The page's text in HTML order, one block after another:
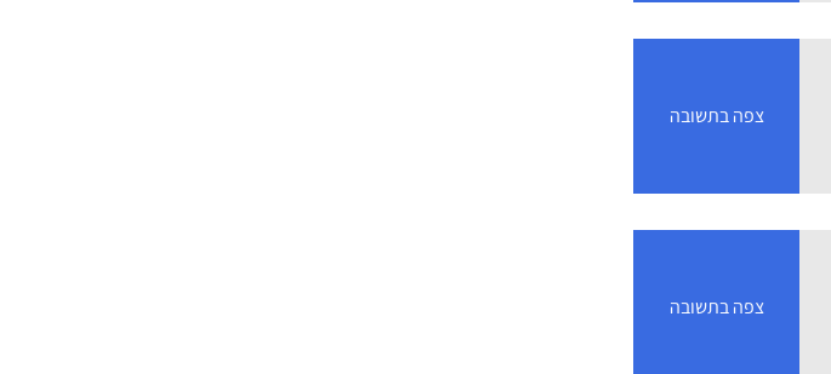
צפה בתשובה
צפה בתשובה